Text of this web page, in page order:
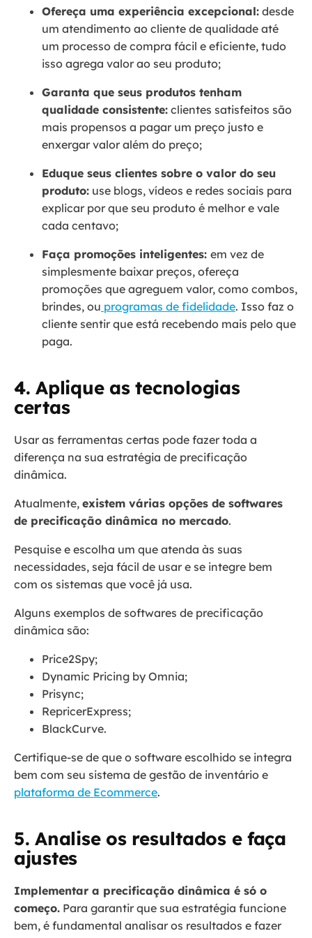
Ofereça uma experiência excepcional: desde
um atendimento ao cliente de qualidade até
um processo de compra fácil e eficiente, tudo
isso agrega valor ao seu produto;
Garanta que seus produtos tenham
qualidade consistente: clientes satisfeitos são
mais propensos a pagar um preço justo e
enxergar valor além do preço;
Eduque seus clientes sobre o valor do seu
produto: use blogs, vídeos e redes sociais para
explicar por que seu produto é melhor e vale
cada centavo;
Faça promoções inteligentes: em vez de
simplesmente baixar preços, ofereça
promoções que agreguem valor, como combos,
brindes, ou programas de fidelidade. Isso faz o
cliente sentir que está recebendo mais pelo que
paga.
4. Aplique as tecnologias
certas
Usar as ferramentas certas pode fazer toda a
diferença na sua estratégia de precificação
dinâmica.
Atualmente, existem várias opções de softwares
de precificação dinâmica no mercado.
Pesquise e escolha um que atenda às suas
necessidades, seja fácil de usar e se integre bem
com os sistemas que você já usa.
Alguns exemplos de softwares de precificação
dinâmica são:
Price2Spy;
Dynamic Pricing by Omnia;
Prisync;
RepricerExpress;
BlackCurve.
Certifique-se de que o software escolhido se integra
bem com seu sistema de gestão de inventário e
plataforma de Ecommerce.
5. Analise os resultados e faça
ajustes
Implementar a precificação dinâmica é só o
começo. Para garantir que sua estratégia funcione
bem, é fundamental analisar os resultados e fazer